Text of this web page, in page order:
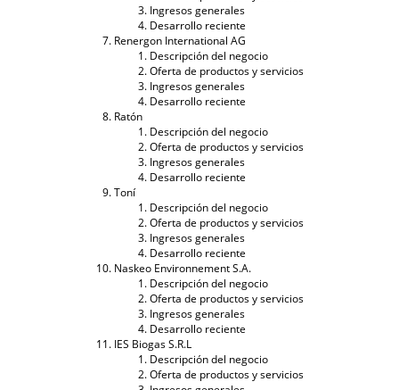
Ingresos generales
Desarrollo reciente
Renergon International AG
Descripción del negocio
Oferta de productos y servicios
Ingresos generales
Desarrollo reciente
Ratón
Descripción del negocio
Oferta de productos y servicios
Ingresos generales
Desarrollo reciente
Toní
Descripción del negocio
Oferta de productos y servicios
Ingresos generales
Desarrollo reciente
Naskeo Environnement S.A.
Descripción del negocio
Oferta de productos y servicios
Ingresos generales
Desarrollo reciente
IES Biogas S.R.L
Descripción del negocio
Oferta de productos y servicios